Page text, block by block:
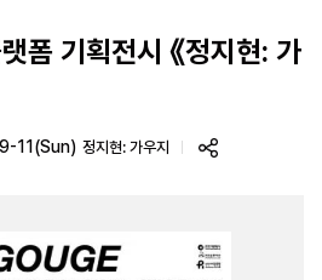
폼 기획전시 《정지현: 가
11(Sun) 정지현: 가우지